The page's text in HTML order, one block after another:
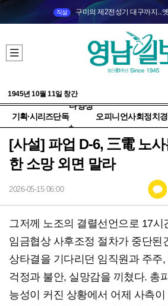
직설 구미의 제2전성기 대구까지...
1945년 10월 11일 창간
기획·시리즈단독
다양성
+
오피니언사회정치
[사설] 파업 D-6, 三電 노
한 소망 외면 말라
2026-05-15 06:00
그저께 노조의 결렬선언으로 17시
임금협상 사후조정 절차가 중단된
상타결을 기다리던 임직원과 주주
걱정과 불안, 실망감을 끼쳤다. 총
능성이 커진 상황에서 어제 사측